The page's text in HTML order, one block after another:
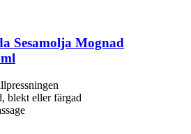
Sesamolja Mognad
blekt eller färgad